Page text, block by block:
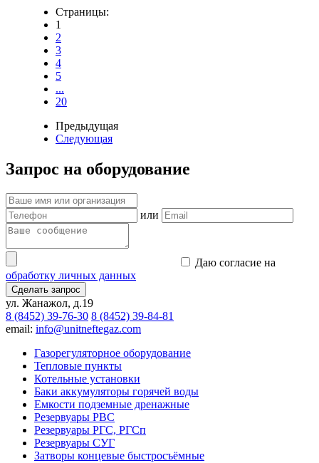
Страницы:
1
2
3
4
5
...
20
Предыдущая
Следующая
Запрос на оборудование
или
Даю согласие на
обработку личных данных
Сделать запрос
ул. Жанажол, д.19
8 (8452) 39-76-30 8 (8452) 39-84-81
email: info@unitneftegaz.com
Газорегуляторное оборудование
Тепловые пункты
Котельные установки
Баки аккумуляторы горячей воды
Емкости подземные дренажные
Резервуары РВС
Резервуары РГС, РГСп
Резервуары СУГ
Затворы концевые быстросъёмные